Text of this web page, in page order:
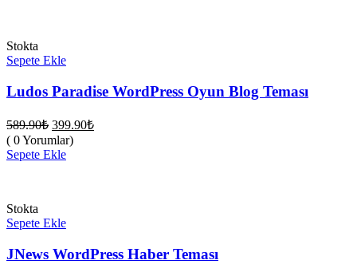
Stokta
Sepete Ekle
Ludos Paradise WordPress Oyun Blog Teması
589.90₺ Orijinal
fiyat:
589.90₺.
399.90₺Şu
( 0 Yorumlar)
Sepete Ekle
Stokta
Sepete Ekle
JNews WordPress Haber Teması